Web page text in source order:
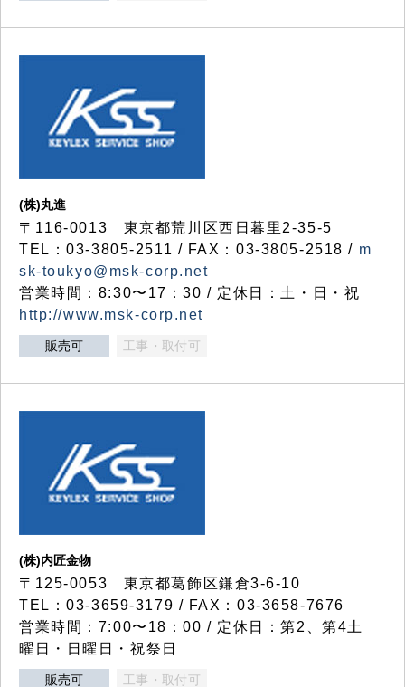
(株)丸進
〒116-0013 東京都荒川区西日暮里2-35-5
TEL：03-3805-2511 / FAX：03-3805-2518 / m
sk-toukyo@msk-corp.net
営業時間：8:30〜17：30 / 定休日：土・日・祝
http://www.msk-corp.net
販売可 工事・取付可
(株)内匠金物
〒125-0053 東京都葛飾区鎌倉3-6-10
TEL：03-3659-3179 / FAX：03-3658-7676
営業時間：7:00〜18：00 / 定休日：第2、第4土
曜日・日曜日・祝祭日
販売可 工事・取付可